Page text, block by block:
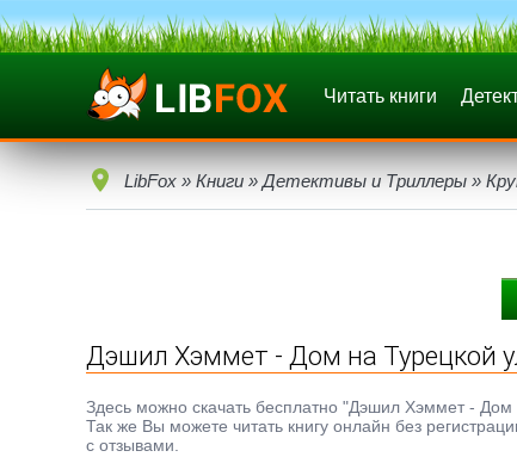
Читать книги
LibFox » Книги » Детективы и Триллеры »
Дэшил Хэммет - Дом на Турецкой
Здесь можно скачать бесплатно "Дэшил Хэммет -
Так же Вы можете читать книгу онлайн без
с отзывами.